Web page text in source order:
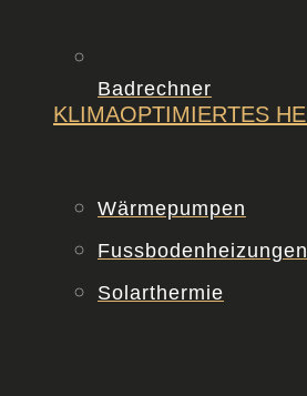
Badrechner
KLIMAOPTIMIERTES
Wärmepumpen
Fussbodenheizungen
Solarthermie